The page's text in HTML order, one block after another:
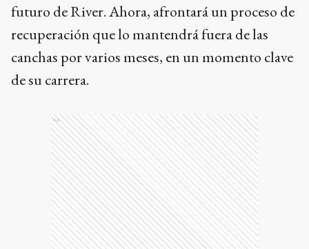
futuro de River. Ahora, afrontará un proceso de
recuperación que lo mantendrá fuera de las
canchas por varios meses, en un momento clave
de su carrera.
Ads